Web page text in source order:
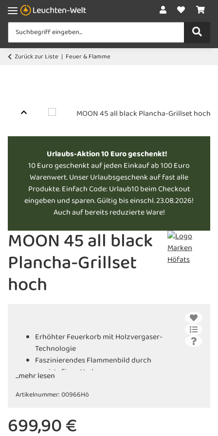
Zurück zur Liste Feuer & Flamme
Urlaubs-Aktion 10 Euro geschenkt!
10 Euro geschenkt auf jeden Einkauf ab 100 Euro
Warenwert. Unser Urlaubsgeschenk auf fast alle
Produkte. Einfach Code: Urlaub10 beim Checkout
eingeben und sparen. Gültig bis einschl. 23.08.2026!
Auch auf bereits reduzierte Ware!
MOON 45 all black
Plancha-Grillset
hoch
Erhöhter Feuerkorb mit Holzvergaser-
Technologie
Faszinierendes Flammenbild durch
zweistufigen Verbrennungsprozess
möglich
der Verwendung von 10-12 kg Pellets
Ideal für urbane Umgebungen
...mehr lesen
Artikelnummer:00966Hö
699,90 €